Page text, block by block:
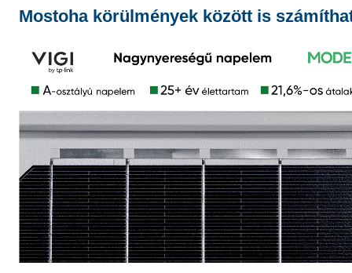
Mostoha körülmények között is